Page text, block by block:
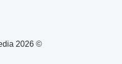
© 2026 Linemedia